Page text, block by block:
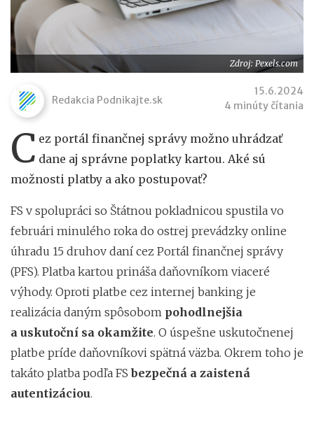
Zdroj: Pexels.com
Redakcia Podnikajte.sk
15.6.2024
4 minúty čítania
C ez portál finančnej správy možno uhrádzať
dane aj správne poplatky kartou. Aké sú
možnosti platby a ako postupovať?
FS v spolupráci so Štátnou pokladnicou spustila vo
februári minulého roka do ostrej prevádzky online
úhradu 15 druhov daní cez Portál finančnej správy
(PFS). Platba kartou prináša daňovníkom viaceré
výhody. Oproti platbe cez internej banking je
realizácia daným spôsobom pohodlnejšia
a uskutoční sa okamžite. O úspešne uskutočnenej
platbe príde daňovníkovi spätná väzba. Okrem toho je
takáto platba podľa FSbezpečná a zaistená
autentizáciou.